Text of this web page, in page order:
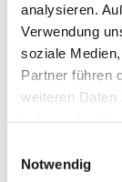
analysieren.
Verwendung
soziale
Partner führen
weiteren Daten
Notwendig
Uhr
St.
44623